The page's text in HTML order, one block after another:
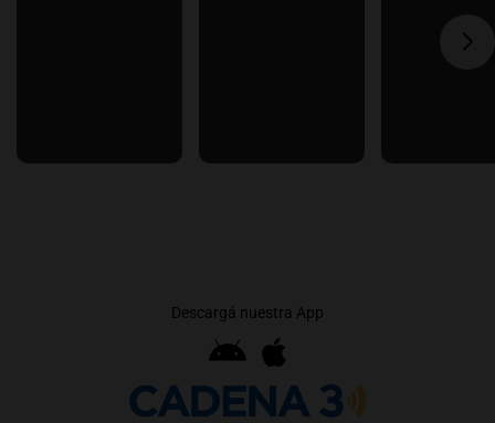
Descargá nuestra App